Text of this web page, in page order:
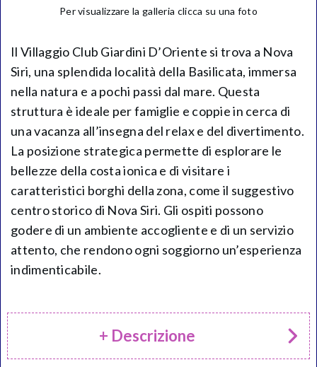
Per visualizzare la galleria clicca su una foto
Il Villaggio Club Giardini D’Oriente si trova a Nova
Siri, una splendida località della Basilicata, immersa
nella natura e a pochi passi dal mare. Questa
struttura è ideale per famiglie e coppie in cerca di
una vacanza all’insegna del relax e del divertimento.
La posizione strategica permette di esplorare le
bellezze della costa ionica e di visitare i
caratteristici borghi della zona, come il suggestivo
centro storico di Nova Siri. Gli ospiti possono
godere di un ambiente accogliente e di un servizio
attento, che rendono ogni soggiorno un’esperienza
indimenticabile.
+ Descrizione